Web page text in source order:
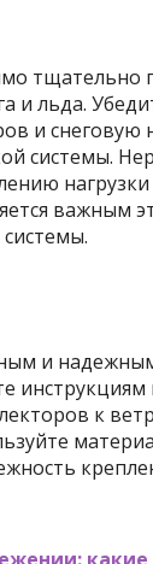
тщательно
и льда.
и снеговую
системы.
важным
и
инструкциям
к